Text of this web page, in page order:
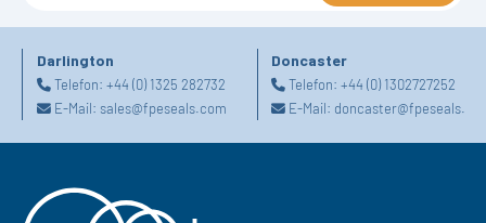
Darlington
Telefon: +44 (0) 1325 282732
E-Mail: sales@fpeseals.com
Doncaster
Telefon:+44 (0) 1302727252
E-Mail: